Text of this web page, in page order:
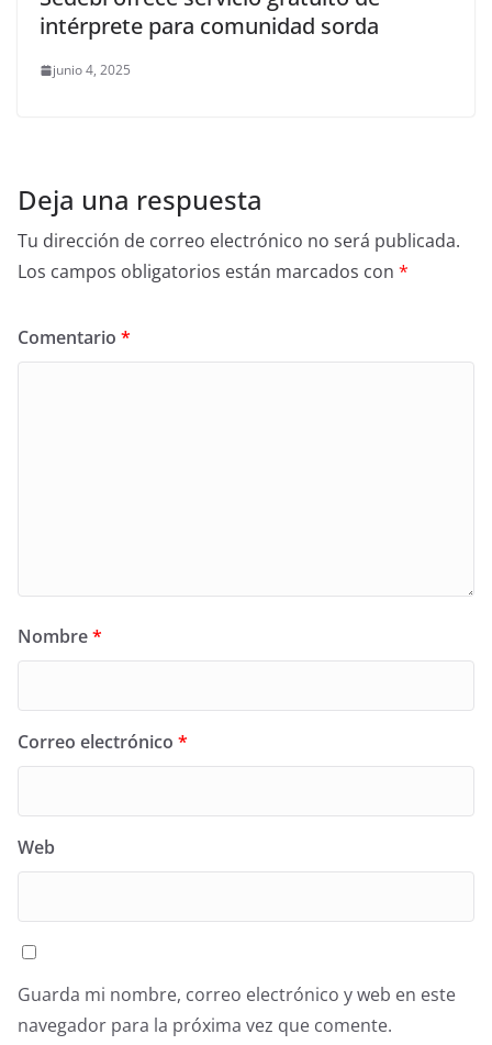
intérprete para comunidad sorda
junio 4, 2025
Deja una respuesta
Tu dirección de correo electrónico no será publicada.
Los campos obligatorios están marcados con *
Comentario *
Nombre*
Correo electrónico *
Web
Guarda mi nombre, correo electrónico y web en este
navegador para la próxima vez que comente.